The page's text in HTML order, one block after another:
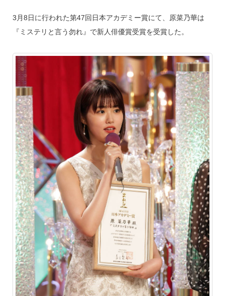
3月8日に行われた第47回日本アカデミー賞にて、原菜乃華は
『ミステリと言う勿れ』で新人俳優賞受賞を受賞した。